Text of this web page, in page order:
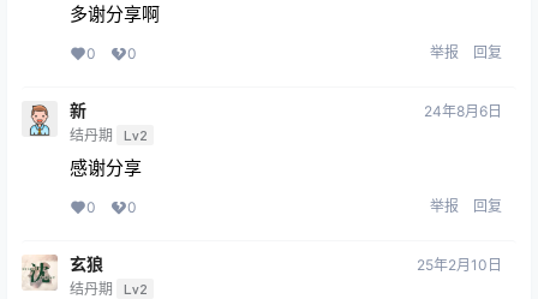
多谢分享啊
0 0 举报 回复
新
结丹期 Lv2
24年8月6日
感谢分享
0 0 举报 回复
玄狼
结丹期 Lv2
25年2月10日